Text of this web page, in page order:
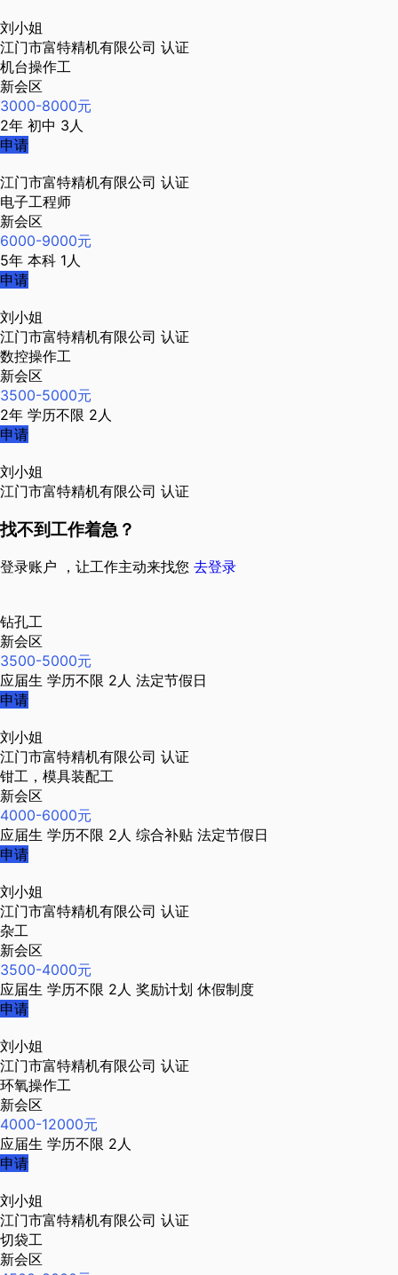
刘小姐
江门市富特精机有限公司 认证
机台操作工
新会区
3000-8000元
2年 初中 3人
申请
江门市富特精机有限公司 认证
电子工程师
新会区
6000-9000元
5年 本科 1人
申请
刘小姐
江门市富特精机有限公司 认证
数控操作工
新会区
3500-5000元
2年 学历不限 2人
申请
刘小姐
江门市富特精机有限公司 认证
找不到工作着急？
登录账户 ，让工作主动来找您 去登录
钻孔工
新会区
3500-5000元
应届生 学历不限 2人 法定节假日
申请
刘小姐
江门市富特精机有限公司 认证
钳工，模具装配工
新会区
4000-6000元
应届生 学历不限 2人 综合补贴 法定节假日
申请
刘小姐
江门市富特精机有限公司 认证
杂工
新会区
3500-4000元
应届生 学历不限 2人 奖励计划 休假制度
申请
刘小姐
江门市富特精机有限公司 认证
环氧操作工
新会区
4000-12000元
应届生 学历不限 2人
申请
刘小姐
江门市富特精机有限公司 认证
切袋工
新会区